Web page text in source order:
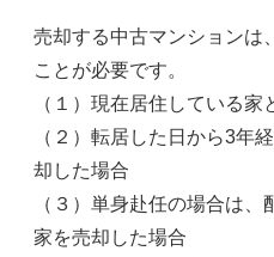
売却する中古マンションは
ことが必要です。
（１）現在居住している
（２）転居した日から3年
却した場合
（３）単身赴任の場合は
家を売却した場合